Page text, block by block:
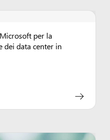
per la
dei data center in